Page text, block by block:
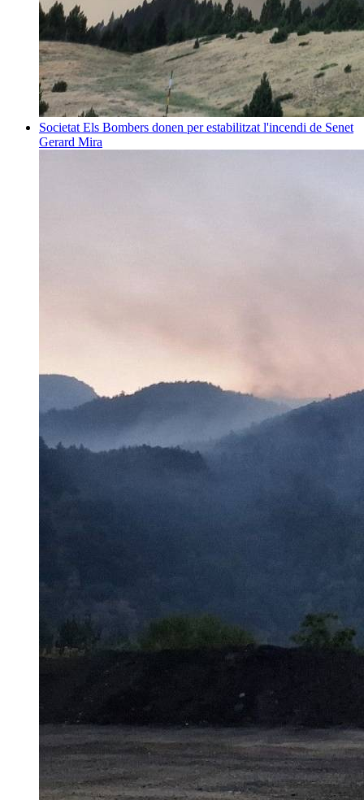
Societat Els Bombers donen per estabilitzat l'incendi de Senet
Gerard Mira